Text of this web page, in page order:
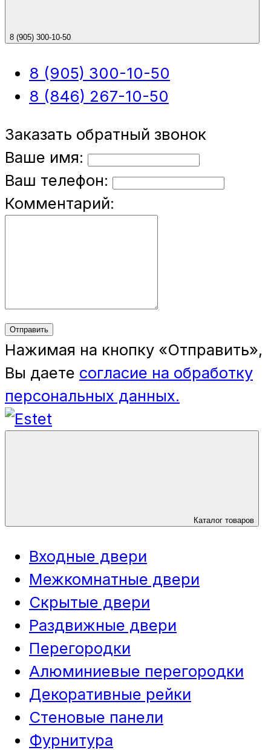
8 (905) 300-10-50
8 (905) 300-10-50
8 (846) 267-10-50
Заказать обратный звонок
Ваше имя:
Ваш телефон:
Комментарий:
Отправить
Нажимая на кнопку «Отправить»,
Вы даете согласие на обработку
персональных данных.
Каталог товаров
Входные двери
Межкомнатные двери
Скрытые двери
Раздвижные двери
Перегородки
Алюминиевые перегородки
Декоративные рейки
Стеновые панели
Фурнитура